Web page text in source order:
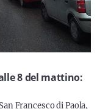
8 del mattino:
Francesco di Paola,